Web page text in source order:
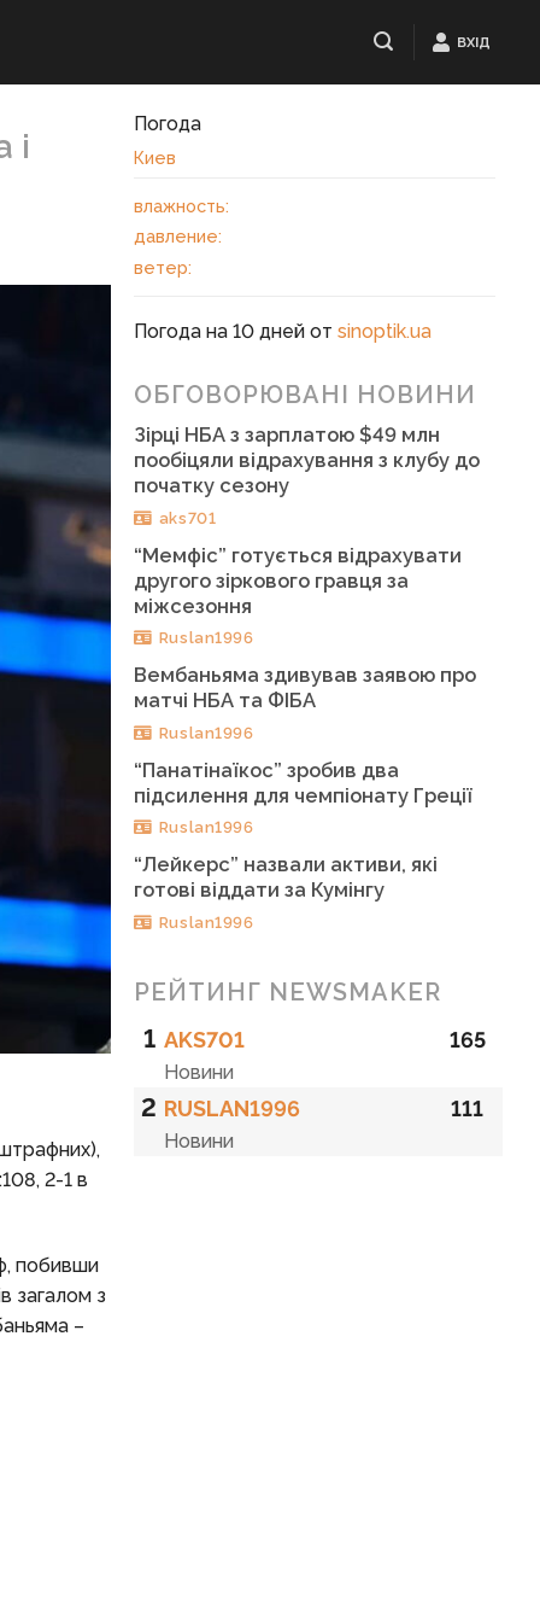
ВХІД
і
2-1 в
побивши
загалом з
–
Погода
Киев
влажность:
давление:
ветер:
Погода на 10 дней отsinoptik.ua
ОБГОВОРЮВАНІ НОВИНИ
Зірці НБА з зарплатою $49 млн
пообіцяли відрахування з клубу до
початку сезону
aks701
“Мемфіс” готується відрахувати
другого зіркового гравця за
міжсезоння
Ruslan1996
Вембаньяма здивував заявою про
матчі НБА та ФІБА
Ruslan1996
“Панатінаїкос” зробив два
підсилення для чемпіонату Греції
Ruslan1996
“Лейкерс” назвали активи, які
готові віддати за Кумінгу
Ruslan1996
РЕЙТИНГ NEWSMAKER
1 AKS701
Новини
165
2 RUSLAN1996
Новини
111